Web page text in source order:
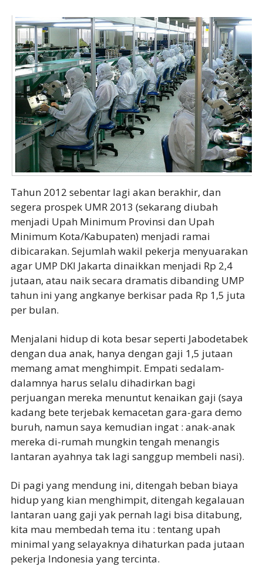
Tahun 2012 sebentar lagi akan berakhir, dan
segera prospek UMR 2013 (sekarang diubah
menjadi Upah Minimum Provinsi dan Upah
Minimum Kota/Kabupaten) menjadi ramai
dibicarakan. Sejumlah wakil pekerja menyuarakan
agar UMP DKI Jakarta dinaikkan menjadi Rp 2,4
jutaan, atau naik secara dramatis dibanding UMP
tahun ini yang angkanye berkisar pada Rp 1,5 juta
per bulan.
Menjalani hidup di kota besar seperti Jabodetabek
dengan dua anak, hanya dengan gaji 1,5 jutaan
memang amat menghimpit. Empati sedalam-
dalamnya harus selalu dihadirkan bagi
perjuangan mereka menuntut kenaikan gaji (saya
kadang bete terjebak kemacetan gara-gara demo
buruh, namun saya kemudian ingat : anak-anak
mereka di-rumah mungkin tengah menangis
lantaran ayahnya tak lagi sanggup membeli nasi).
Di pagi yang mendung ini, ditengah beban biaya
hidup yang kian menghimpit, ditengah kegalauan
lantaran uang gaji yak pernah lagi bisa ditabung,
kita mau membedah tema itu : tentang upah
minimal yang selayaknya dihaturkan pada jutaan
pekerja Indonesia yang tercinta.